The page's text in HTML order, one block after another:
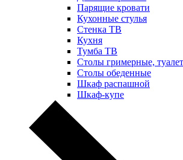
Парящие кровати
Кухонные стулья
Стенка ТВ
Кухня
Тумба ТВ
Столы гримерные,
Столы обеденные
Шкаф распашной
Шкаф-купе